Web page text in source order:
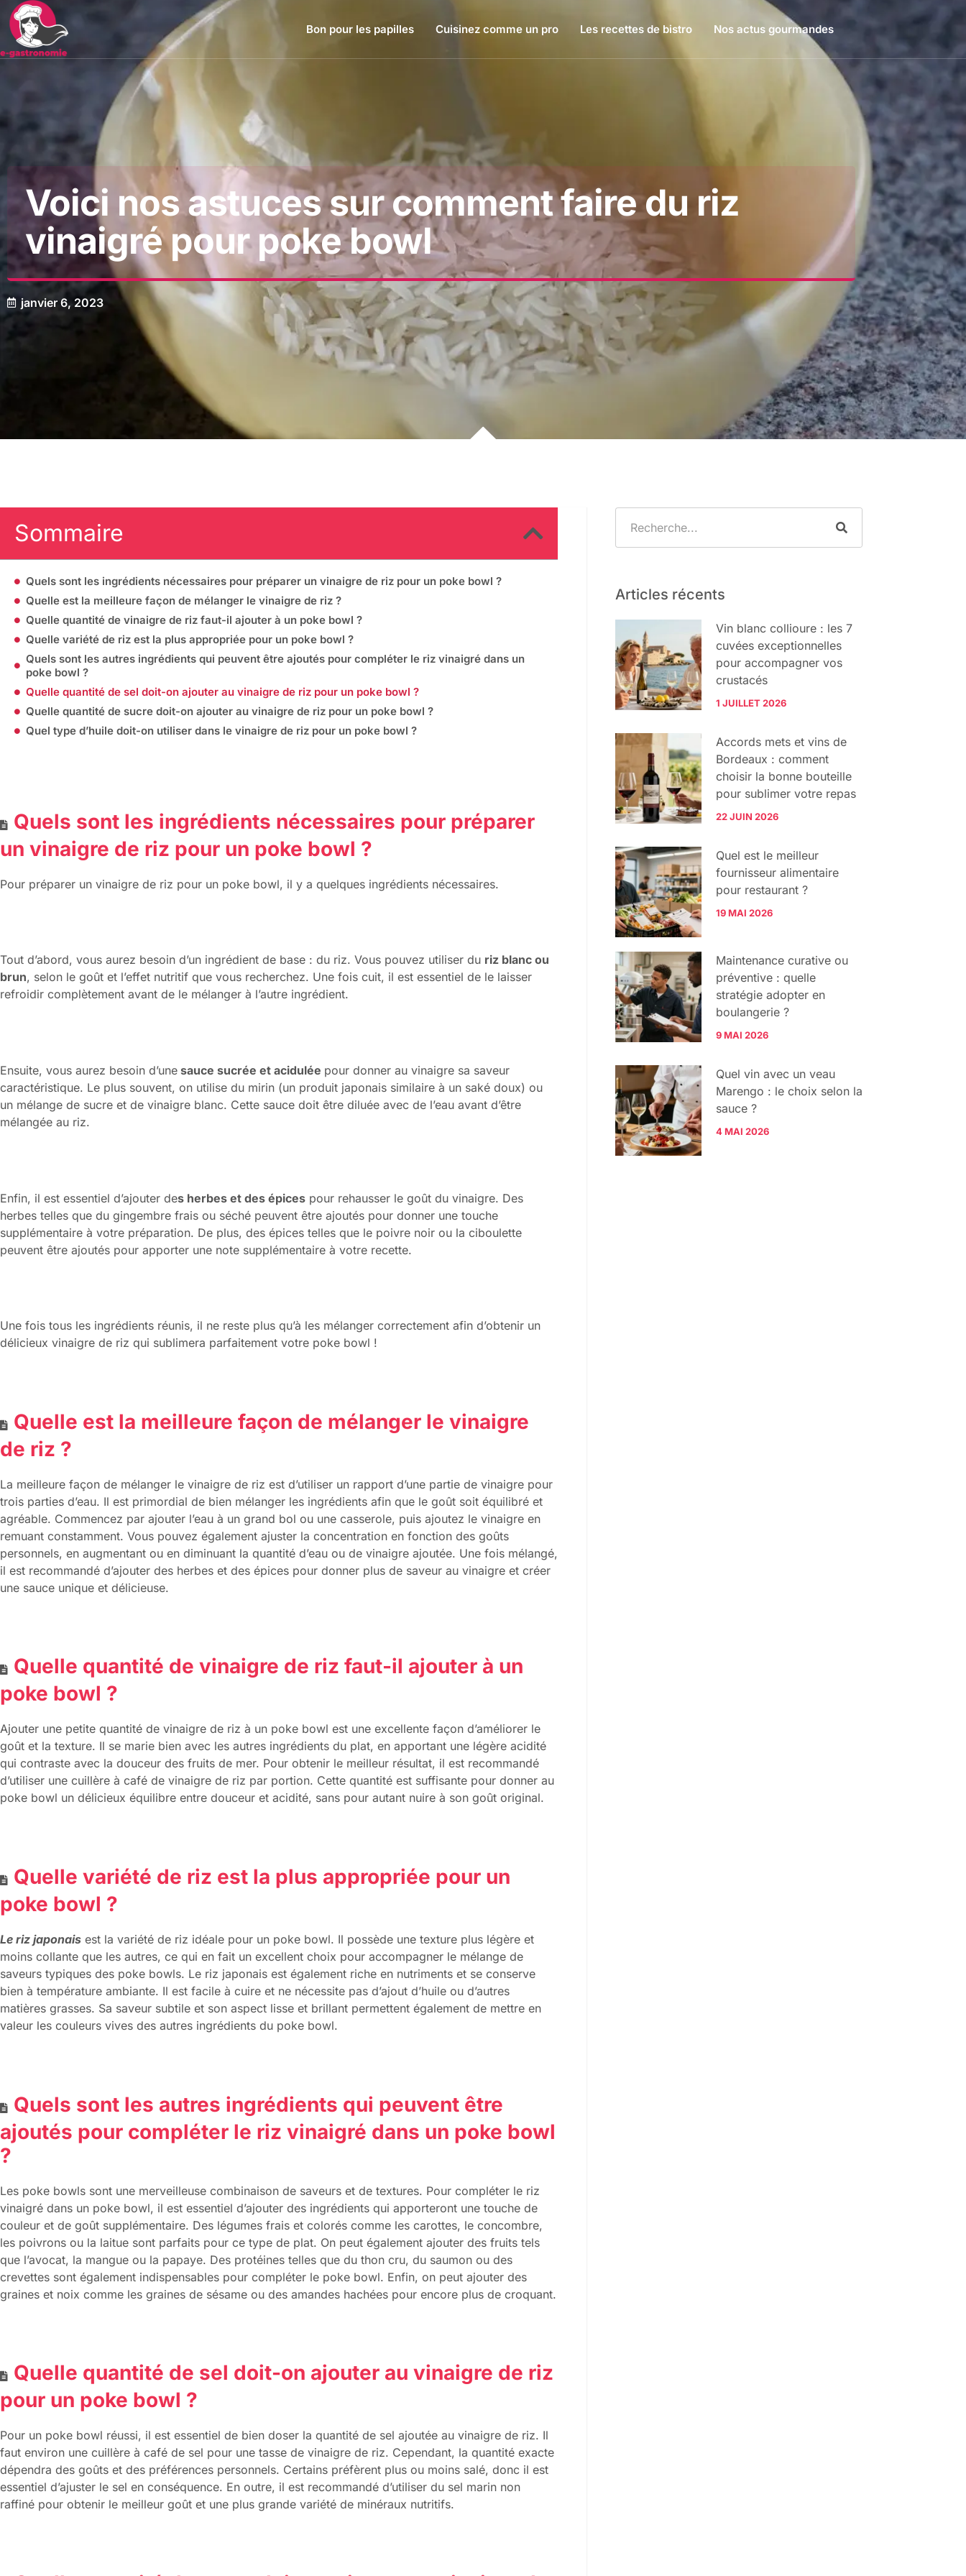
Bon pour les papilles Cuisinez comme un pro Les recettes de bistro Nos actus gourmandes
Voici nos astuces sur comment faire du riz
vinaigré pour poke bowl
janvier 6, 2023
Sommaire
Quels sont les ingrédients nécessaires pour préparer un vinaigre de riz pour un poke bowl ?
Quelle est la meilleure façon de mélanger le vinaigre de riz ?
Quelle quantité de vinaigre de riz faut-il ajouter à un poke bowl ?
Quelle variété de riz est la plus appropriée pour un poke bowl ?
Quels sont les autres ingrédients qui peuvent être ajoutés pour compléter le riz vinaigré dans un
poke bowl ?
Quelle quantité de sel doit-on ajouter au vinaigre de riz pour un poke bowl ?
Quelle quantité de sucre doit-on ajouter au vinaigre de riz pour un poke bowl ?
Quel type d’huile doit-on utiliser dans le vinaigre de riz pour un poke bowl ?
Quels sont les ingrédients nécessaires pour préparer
un vinaigre de riz pour un poke bowl ?
Pour préparer un vinaigre de riz pour un poke bowl, il y a quelques ingrédients nécessaires.
Tout d’abord, vous aurez besoin d’un ingrédient de base : du riz. Vous pouvez utiliser du riz blanc ou
brun, selon le goût et l’effet nutritif que vous recherchez. Une fois cuit, il est essentiel de le laisser
refroidir complètement avant de le mélanger à l’autre ingrédient.
Ensuite, vous aurez besoin d’une sauce sucrée et acidulée pour donner au vinaigre sa saveur
caractéristique. Le plus souvent, on utilise du mirin (un produit japonais similaire à un saké doux) ou
un mélange de sucre et de vinaigre blanc. Cette sauce doit être diluée avec de l’eau avant d’être
mélangée au riz.
Enfin, il est essentiel d’ajouter des herbes et des épices pour rehausser le goût du vinaigre. Des
herbes telles que du gingembre frais ou séché peuvent être ajoutés pour donner une touche
supplémentaire à votre préparation. De plus, des épices telles que le poivre noir ou la ciboulette
peuvent être ajoutés pour apporter une note supplémentaire à votre recette.
Une fois tous les ingrédients réunis, il ne reste plus qu’à les mélanger correctement afin d’obtenir un
délicieux vinaigre de riz qui sublimera parfaitement votre poke bowl !
Quelle est la meilleure façon de mélanger le vinaigre
de riz ?
La meilleure façon de mélanger le vinaigre de riz est d’utiliser un rapport d’une partie de vinaigre pour
trois parties d’eau. Il est primordial de bien mélanger les ingrédients afin que le goût soit équilibré et
agréable. Commencez par ajouter l’eau à un grand bol ou une casserole, puis ajoutez le vinaigre en
remuant constamment. Vous pouvez également ajuster la concentration en fonction des goûts
personnels, en augmentant ou en diminuant la quantité d’eau ou de vinaigre ajoutée. Une fois mélangé,
il est recommandé d’ajouter des herbes et des épices pour donner plus de saveur au vinaigre et créer
une sauce unique et délicieuse.
Quelle quantité de vinaigre de riz faut-il ajouter à un
poke bowl ?
Ajouter une petite quantité de vinaigre de riz à un poke bowl est une excellente façon d’améliorer le
goût et la texture. Il se marie bien avec les autres ingrédients du plat, en apportant une légère acidité
qui contraste avec la douceur des fruits de mer. Pour obtenir le meilleur résultat, il est recommandé
d’utiliser une cuillère à café de vinaigre de riz par portion. Cette quantité est suffisante pour donner au
poke bowl un délicieux équilibre entre douceur et acidité, sans pour autant nuire à son goût original.
Quelle variété de riz est la plus appropriée pour un
poke bowl ?
Le riz japonais est la variété de riz idéale pour un poke bowl. Il possède une texture plus légère et
moins collante que les autres, ce qui en fait un excellent choix pour accompagner le mélange de
saveurs typiques des poke bowls. Le riz japonais est également riche en nutriments et se conserve
bien à température ambiante. Il est facile à cuire et ne nécessite pas d’ajout d’huile ou d’autres
matières grasses. Sa saveur subtile et son aspect lisse et brillant permettent également de mettre en
valeur les couleurs vives des autres ingrédients du poke bowl.
Quels sont les autres ingrédients qui peuvent être
ajoutés pour compléter le riz vinaigré dans un poke bowl
?
Les poke bowls sont une merveilleuse combinaison de saveurs et de textures. Pour compléter le riz
vinaigré dans un poke bowl, il est essentiel d’ajouter des ingrédients qui apporteront une touche de
couleur et de goût supplémentaire. Des légumes frais et colorés comme les carottes, le concombre,
les poivrons ou la laitue sont parfaits pour ce type de plat. On peut également ajouter des fruits tels
que l’avocat, la mangue ou la papaye. Des protéines telles que du thon cru, du saumon ou des
crevettes sont également indispensables pour compléter le poke bowl. Enfin, on peut ajouter des
graines et noix comme les graines de sésame ou des amandes hachées pour encore plus de croquant.
Quelle quantité de sel doit-on ajouter au vinaigre de riz
pour un poke bowl ?
Pour un poke bowl réussi, il est essentiel de bien doser la quantité de sel ajoutée au vinaigre de riz. Il
faut environ une cuillère à café de sel pour une tasse de vinaigre de riz. Cependant, la quantité exacte
dépendra des goûts et des préférences personnels. Certains préfèrent plus ou moins salé, donc il est
essentiel d’ajuster le sel en conséquence. En outre, il est recommandé d’utiliser du sel marin non
raffiné pour obtenir le meilleur goût et une plus grande variété de minéraux nutritifs.
Articles récents
Vin blanc collioure : les 7
cuvées exceptionnelles
pour accompagner vos
crustacés
1 JUILLET 2026
Accords mets et vins de
Bordeaux : comment
choisir la bonne bouteille
pour sublimer votre repas
22 JUIN 2026
Quel est le meilleur
fournisseur alimentaire
pour restaurant ?
19 MAI 2026
Maintenance curative ou
préventive : quelle
stratégie adopter en
boulangerie ?
9 MAI 2026
Quel vin avec un veau
Marengo : le choix selon la
sauce ?
4 MAI 2026